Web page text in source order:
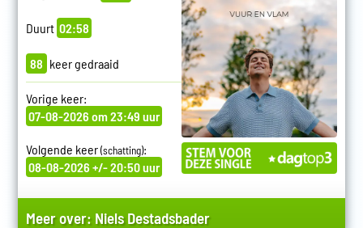
Duurt 02:58
88 keer gedraaid
Vorige keer:
07-08-2026 om 23:49 uur
Volgende keer(schatting):
08-08-2026 +/- 20:50 uur
Meer over: Niels Destadsbader